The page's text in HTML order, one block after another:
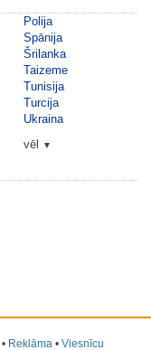
Polija
Spānija
Šrilanka
Taizeme
Tunisija
Turcija
Ukraina
vēl
▼
• Reklāma • Viesnīcu